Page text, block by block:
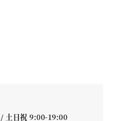
土日祝 9:00-19:00